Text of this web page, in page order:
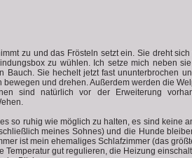
zu und das Frösteln setzt ein. Sie dreht
zu wühlen. Ich setze mich neben
Bauch. Sie hechelt jetzt fast ununterbrochen
bewegen und drehen. Außerdem werden die
sind natürlich vor der Erweiterung
so ruhig wie möglich zu halten, es sind keine
meines Sohnes) und die Hunde
ist mein ehemaliges Schlafzimmer (das
Temperatur gut regulieren, die Heizung